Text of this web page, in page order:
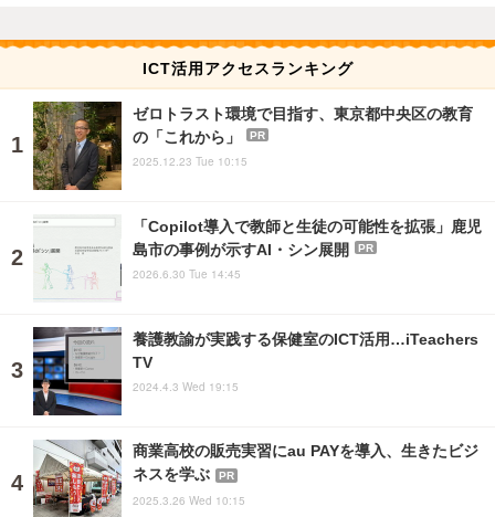
ICT活用アクセスランキング
ゼロトラスト環境で目指す、東京都中央区の教育
の「これから」
PR
2025.12.23 Tue 10:15
「Copilot導入で教師と生徒の可能性を拡張」鹿児
島市の事例が示すAI・シン展開
PR
2026.6.30 Tue 14:45
養護教諭が実践する保健室のICT活用…iTeachers
TV
2024.4.3 Wed 19:15
商業高校の販売実習にau PAYを導入、生きたビジ
ネスを学ぶ
PR
2025.3.26 Wed 10:15